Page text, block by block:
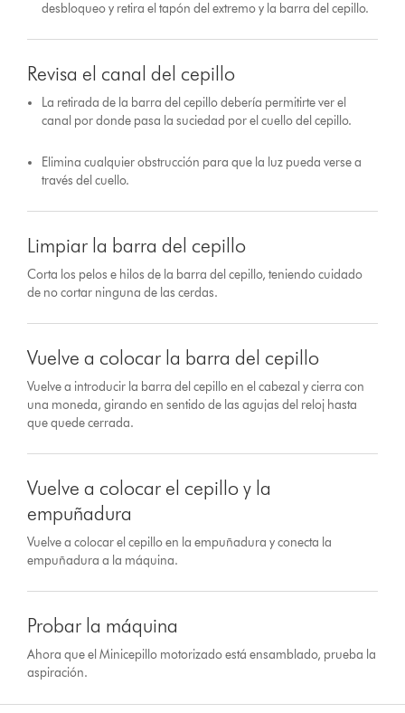
desbloqueo y retira el tapón del extremo y la barra del cepillo.
Revisa el canal del cepillo
La retirada de la barra del cepillo debería permitirte ver el
canal por donde pasa la suciedad por el cuello del cepillo.
Elimina cualquier obstrucción para que la luz pueda verse a
través del cuello.
Limpiar la barra del cepillo
Corta los pelos e hilos de la barra del cepillo, teniendo cuidado
de no cortar ninguna de las cerdas.
Vuelve a colocar la barra del cepillo
Vuelve a introducir la barra del cepillo en el cabezal y cierra con
una moneda, girando en sentido de las agujas del reloj hasta
que quede cerrada.
Vuelve a colocar el cepillo y la
empuñadura
Vuelve a colocar el cepillo en la empuñadura y conecta la
empuñadura a la máquina.
Probar la máquina
Ahora que el Minicepillo motorizado está ensamblado, prueba la
aspiración.